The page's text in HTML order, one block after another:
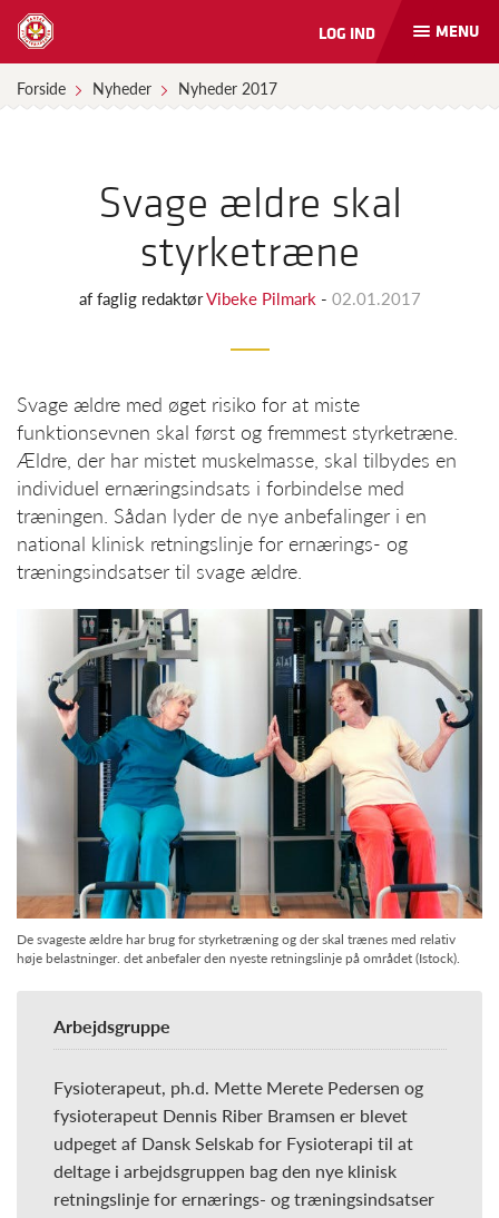
Åbn
og
MENU
LOG IND
Forside Nyheder Nyheder 2017
Svage ældre skal
styrketræne
af faglig redaktørVibeke Pilmark - 02.01.2017
Svage ældre med øget risiko for at miste
funktionsevnen skal først og fremmest styrketræne.
Ældre, der har mistet muskelmasse, skal tilbydes en
individuel ernæringsindsats i forbindelse med
træningen. Sådan lyder de nye anbefalinger i en
national klinisk retningslinje for ernærings- og
træningsindsatser til svage ældre.
De svageste ældre har brug for styrketræning og der skal trænes med relativ
høje belastninger. det anbefaler den nyeste retningslinje på området (Istock).
Arbejdsgruppe
Fysioterapeut, ph.d. Mette Merete Pedersen og
fysioterapeut Dennis Riber Bramsen er blevet
udpeget af Dansk Selskab for Fysioterapi til at
deltage i arbejdsgruppen bag den nye klinisk
retningslinje for ernærings- og træningsindsatser